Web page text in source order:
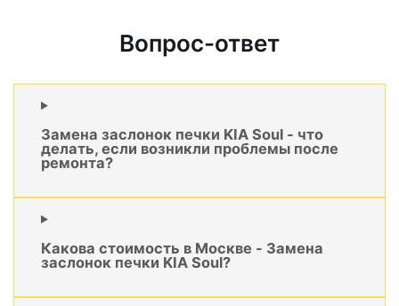
Вопрос-ответ
Замена заслонок печки KIA Soul - что
делать, если возникли проблемы после
ремонта?
Какова стоимость в Москве - Замена
заслонок печки KIA Soul?